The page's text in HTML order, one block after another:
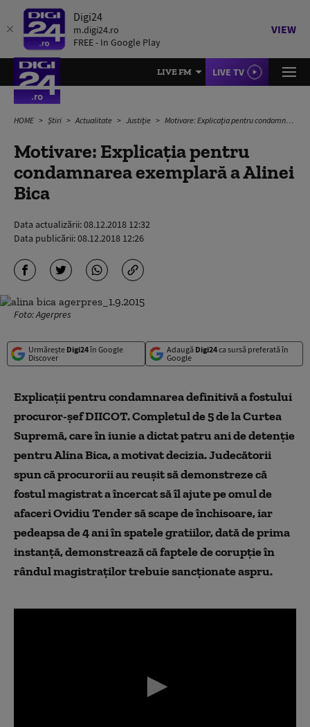
Digi24
m.digi24.ro
FREE - In Google Play
VIEW
LIVE FM LIVE TV
HOME Știri Actualitate Justiție Motivare: Explicația pentru condamnarea exemplară a Alinei Bica
Motivare: Explicația pentru
condamnarea exemplară a Alinei
Bica
Data actualizării:08.12.2018 12:32
Data publicării:08.12.2018 12:26
Foto: Agerpres
Urmărește Digi24în Google
Discover
Adaugă Digi24ca sursă preferată în
Google
Explicaţii pentru condamnarea definitivă a fostului
procuror-şef DIICOT. Completul de 5 de la Curtea
Supremă, care în iunie a dictat patru ani de detenţie
pentru Alina Bica, a motivat decizia. Judecătorii
spun că procurorii au reuşit să demonstreze că
fostul magistrat a încercat să îl ajute pe omul de
afaceri Ovidiu Tender să scape de închisoare, iar
pedeapsa de 4 ani în spatele gratiilor, dată de prima
instanţă, demonstrează că faptele de corupţie în
rândul magistraţilor trebuie sancţionate aspru.